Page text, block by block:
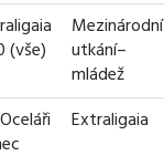
(vše)
Mezinárodní
utkání–
mládež
Extraligaia